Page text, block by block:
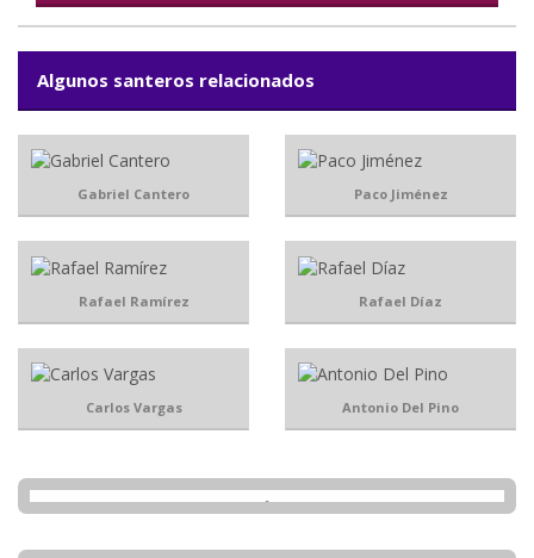
Algunos santeros relacionados
Gabriel Cantero Paco Jiménez
Rafael Ramírez Rafael Díaz
Carlos Vargas Antonio Del Pino